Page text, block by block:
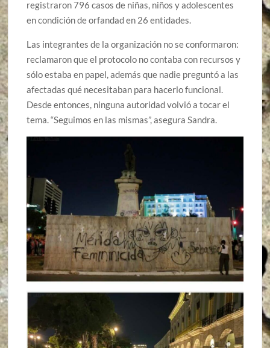
registraron 796 casos de niñas, niños y adolescentes
en condición de orfandad en 26 entidades.
Las integrantes de la organización no se conformaron:
reclamaron que el protocolo no contaba con recursos y
sólo estaba en papel, además que nadie preguntó a las
afectadas qué necesitaban para hacerlo funcional.
Desde entonces, ninguna autoridad volvió a tocar el
tema. “Seguimos en las mismas”, asegura Sandra.